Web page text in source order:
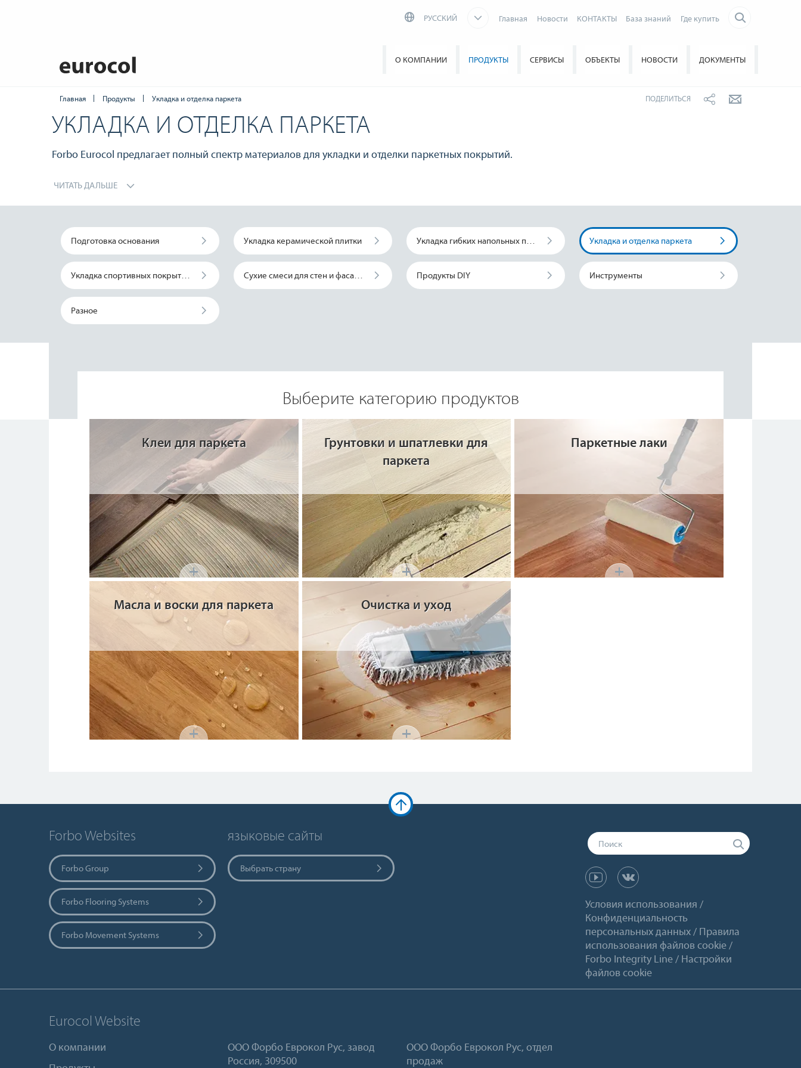
РУССКИЙ Главная Новости КОНТАКТЫ База знаний Где купить
О КОМПАНИИ ПРОДУКТЫ СЕРВИСЫ ОБЪЕКТЫ НОВОСТИ ДОКУМЕНТЫ
Главная Продукты Укладка и отделка паркета ПОДЕЛИТЬСЯ
УКЛАДКА И ОТДЕЛКА ПАРКЕТА
Forbo Eurocol предлагает полный спектр материалов для укладки и отделки паркетных покрытий.
ЧИТАТЬ ДАЛЬШЕ
Подготовка основания Укладка керамической плитки Укладка и отделка паркета
Укладка спортивных покрытий и искусственной травы Сухие смеси для стен и фасадов Продукты DIY Инструменты
Разное
Выберите категорию продуктов
Клеи для паркета
Грунтовки и шпатлевки для
паркета
Паркетные лаки
Масла и воски для паркета Очистка и уход
Forbo Websites
Forbo Group
Forbo Flooring Systems
Forbo Movement Systems
языковые сайты
Выбрать страну
Условия использования
Конфиденциальность
персональных данных
Правила
использования файлов cookie
Forbo Integrity Line
Настройки
файлов cookie
Eurocol Website
О компании
ООО Форбо Еврокол Рус, завод
Россия, 309500
ООО Форбо Еврокол Рус, отдел
продаж